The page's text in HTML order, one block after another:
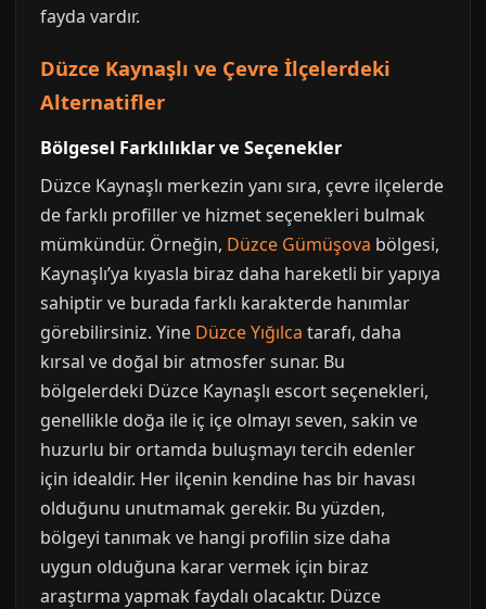
fayda vardır.
Düzce Kaynaşlı ve Çevre İlçelerdeki
Alternatifler
Bölgesel Farklılıklar ve Seçenekler
Düzce Kaynaşlı merkezin yanı sıra, çevre ilçelerde
de farklı profiller ve hizmet seçenekleri bulmak
mümkündür. Örneğin, Düzce Gümüşova bölgesi,
Kaynaşlı’ya kıyasla biraz daha hareketli bir yapıya
sahiptir ve burada farklı karakterde hanımlar
görebilirsiniz. Yine Düzce Yığılca tarafı, daha
kırsal ve doğal bir atmosfer sunar. Bu
bölgelerdeki Düzce Kaynaşlı escort seçenekleri,
genellikle doğa ile iç içe olmayı seven, sakin ve
huzurlu bir ortamda buluşmayı tercih edenler
için idealdir. Her ilçenin kendine has bir havası
olduğunu unutmamak gerekir. Bu yüzden,
bölgeyi tanımak ve hangi profilin size daha
uygun olduğuna karar vermek için biraz
araştırma yapmak faydalı olacaktır. Düzce